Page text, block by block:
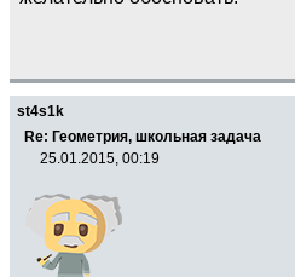
st4s1k
Re: Геометрия, школьная задача
25.01.2015, 00:19